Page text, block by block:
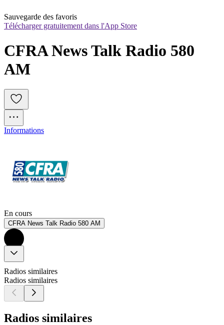
Sauvegarde des favoris
Télécharger gratuitement dans l'App Store
CFRA News Talk Radio 580
AM
Informations
En cours
CFRA News Talk Radio 580 AM
Radios similaires
Radios similaires
Radios similaires